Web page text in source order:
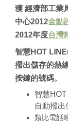
獲 經濟部工業
中心2012金點
2012年度台灣
智慧HOT
撥出儲存的熱
按鍵的號碼。
智慧
自動撥
類比電話